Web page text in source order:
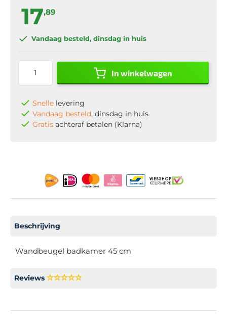
17,89
Vandaag besteld, dinsdag in huis
In winkelwagen
Snelle levering
Vandaag besteld, dinsdag in huis
Gratis achteraf betalen (Klarna)
Beschrijving
Wandbeugel badkamer 45 cm
Reviews